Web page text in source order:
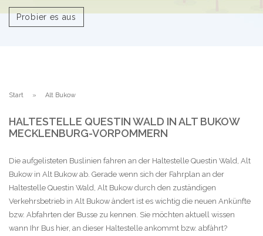
Probier es aus
Start Alt Bukow
HALTESTELLE QUESTIN WALD IN ALT BUKOW
MECKLENBURG-VORPOMMERN
Die aufgelisteten Buslinien fahren an der Haltestelle Questin Wald, Alt
Bukow in Alt Bukow ab. Gerade wenn sich der Fahrplan an der
Haltestelle Questin Wald, Alt Bukow durch den zuständigen
Verkehrsbetrieb in Alt Bukow ändert ist es wichtig die neuen Ankünfte
bzw. Abfahrten der Busse zu kennen. Sie möchten aktuell wissen
wann Ihr Bus hier, an dieser Haltestelle ankommt bzw. abfährt?